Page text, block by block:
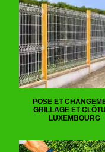
POSE ET
GRILLAGE ET
LUXEMBOURG